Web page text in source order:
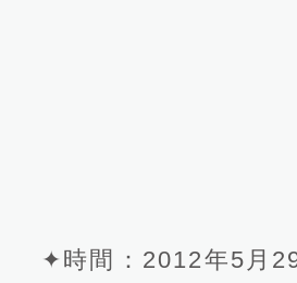
✦時間：2012年5月